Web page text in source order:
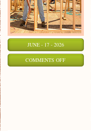
JUNE - 17 - 2026
COMMENTS OFFON